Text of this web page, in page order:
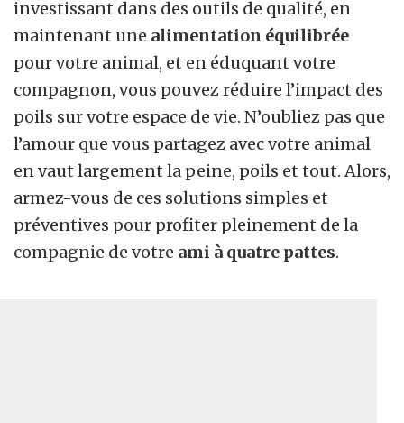
investissant dans des outils de qualité, en
maintenant une alimentation équilibrée
pour votre animal, et en éduquant votre
compagnon, vous pouvez réduire l’impact des
poils sur votre espace de vie. N’oubliez pas que
l’amour que vous partagez avec votre animal
en vaut largement la peine, poils et tout. Alors,
armez-vous de ces solutions simples et
préventives pour profiter pleinement de la
compagnie de votre ami à quatre pattes.